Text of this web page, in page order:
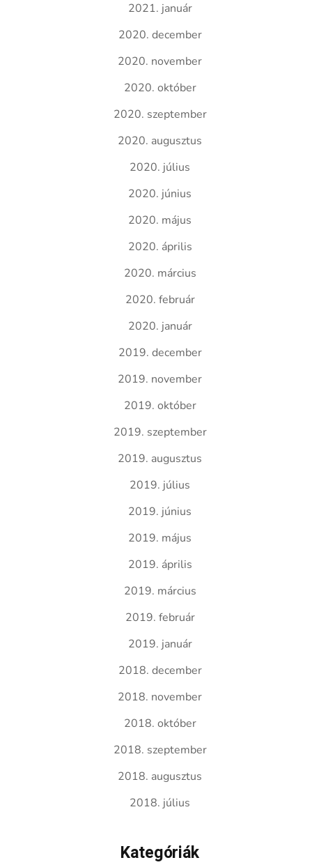
2021. január
2020. december
2020. november
2020. október
2020. szeptember
2020. augusztus
2020. július
2020. június
2020. május
2020. április
2020. március
2020. február
2020. január
2019. december
2019. november
2019. október
2019. szeptember
2019. augusztus
2019. július
2019. június
2019. május
2019. április
2019. március
2019. február
2019. január
2018. december
2018. november
2018. október
2018. szeptember
2018. augusztus
2018. július
Kategóriák